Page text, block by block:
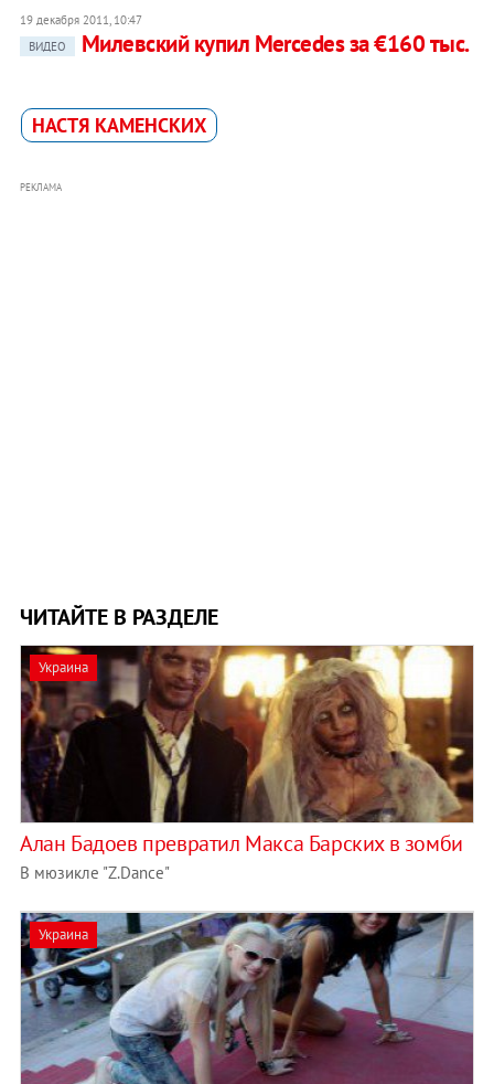
19 декабря 2011, 10:47
ВИДЕО
Милевский купил Mercedes за €160 тыс.
НАСТЯ КАМЕНСКИХ
РЕКЛАМА
ЧИТАЙТЕ В РАЗДЕЛЕ
Украина
Алан Бадоев превратил Макса Барских в зомби
В мюзикле "Z.Dance"
Украина